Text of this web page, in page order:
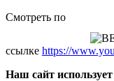
Смотреть по
ссылке https://
Наш сайт